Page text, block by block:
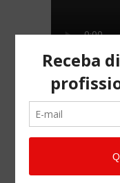
SOBRE O
profissionais